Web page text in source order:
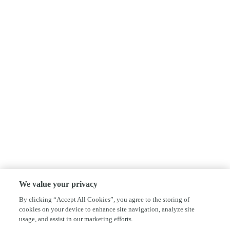
We value your privacy
By clicking “Accept All Cookies”, you agree to the storing of
cookies on your device to enhance site navigation, analyze site
usage, and assist in our marketing efforts.